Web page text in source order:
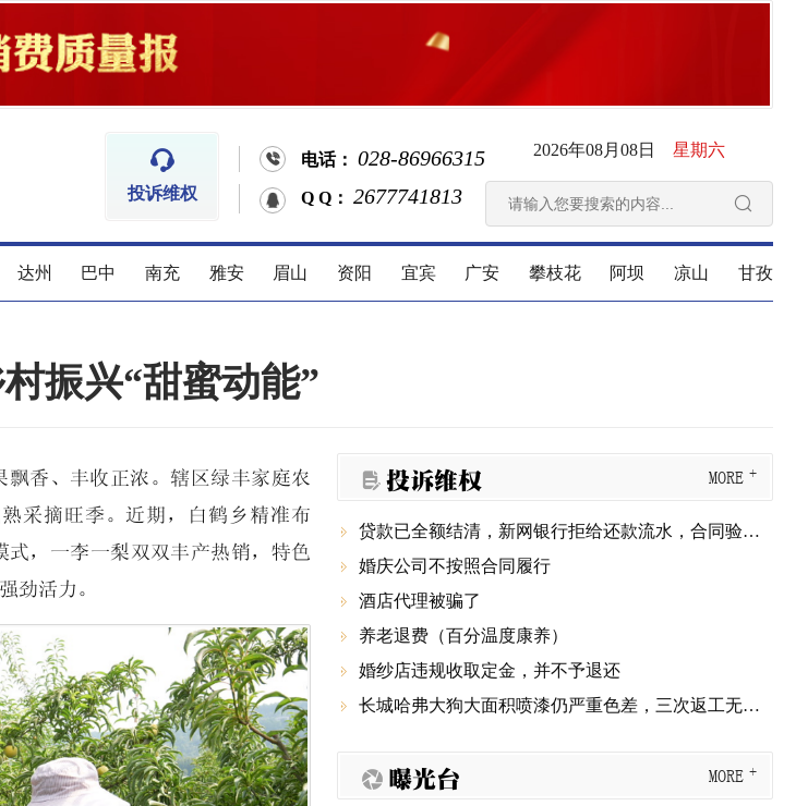

投诉维权
 电话： 028-86966315
Q Q： 2677741813
2026年08月08日 星期六

达州 巴中 南充 雅安 眉山 资阳 宜宾 广安 攀枝花 阿坝 凉山 甘孜
振兴“甜蜜动能”
香、丰收正浓。辖区绿丰家庭农
采摘旺季。近期，白鹤乡精准布
，一李一梨双双丰产热销，特色
劲活力。
 投诉维权 MORE
 贷款已全额结清，新网银行拒给还款流水，合同验签显示被篡改
 婚庆公司不按照合同履行
 酒店代理被骗了
 养老退费（百分温度康养）
 婚纱店违规收取定金，并不予退还
 长城哈弗大狗大面积喷漆仍严重色差，三次返工无果还要第四次，厂家和4S店推诿不管！
曝光台 MORE